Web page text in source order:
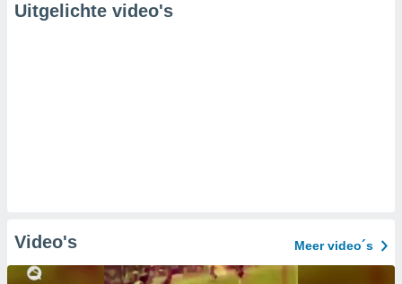
Uitgelichte video's
Video's Meer video´s